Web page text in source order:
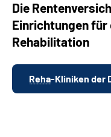
Die
Einrichtungen
Rehabilitation
Reha-Kliniken der